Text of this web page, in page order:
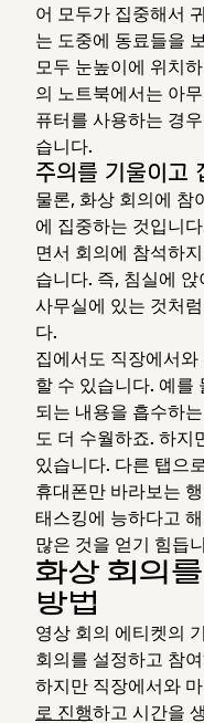
어 모두가 집중해서
는 도중에 동료들을
모두 눈높이에 위치
의 노트북에서는 아
퓨터를 사용하는 경
습니다.
주의를 기울이고
물론, 화상 회의에 참
에 집중하는 것입니
면서 회의에 참석하
습니다. 즉, 침실에
사무실에 있는 것처
다.
집에서도 직장에서
할 수 있습니다. 예를
되는 내용을 흡수하
도 더 수월하죠. 하지
있습니다. 다른 탭으
휴대폰만 바라보는
태스킹에 능하다고
많은 것을 얻기 힘듭
화상 회의
방법
영상 회의 에티켓의
회의를 설정하고 참
하지만 직장에서와
로 진행하고 시간을